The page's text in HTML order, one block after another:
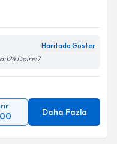
Haritada Göster
Daire:7
Daha Fazla